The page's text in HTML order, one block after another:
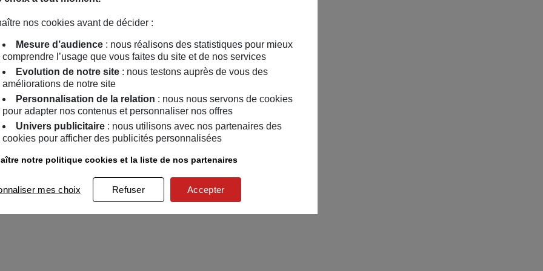
nos cookies avant de décider :
Mesure d’audience : nous réalisons des statistiques pour mieux
comprendre l’usage que vous faites du site et de nos services
Evolution de notre site : nous testons auprès de vous des
améliorations de notre site
Personnalisation de la relation : nous nous servons de cookies
pour adapter nos contenus et personnaliser nos offres
Univers publicitaire : nous utilisons avec nos partenaires des
cookies pour afficher des publicités personnalisées
notre politique cookies et la liste de nos partenaires
mes choix Refuser Accepter